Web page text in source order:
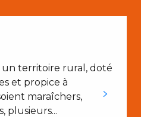
un territoire rural, doté
et propice à
maraîchers,
plusieurs...